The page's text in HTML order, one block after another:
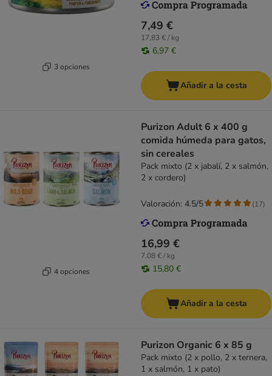
3 opciones
7,49 €
17,83 € / kg
6,97 €
Añadir a la cesta
4 opciones
Purizon Adult 6 x 400 g
comida húmeda para gatos,
sin cereales
Pack mixto (2 x jabalí, 2 x salmón,
2 x cordero)
16,99 €
7,08 € / kg
15,80 €
Valoración: 4.5/5 (17)
Añadir a la cesta
Purizon Organic 6 x 85 g
Pack mixto (2 x pollo, 2 x ternera,
1 x salmón, 1 x pato)